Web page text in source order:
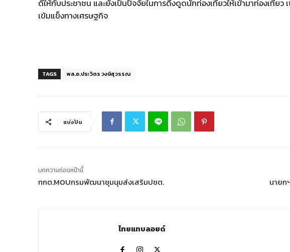
ดีให้กับประชาชน และยังเป็นปัจจัยในการดึงดูดนักท่องเที่ยวให้เข้ามาท่องเที่ยว
เข้มแข็งทางเศรษฐกิจ
TAGS พล.อ.ประวิตร วงษ์สุวรรณ
แบ่งปัน
บทความก่อนหน้านี้
กกต.MOUกรมพัฒนาชุมนุมส่งเสริมปชต. นายก
ไทยแทบลอยด์